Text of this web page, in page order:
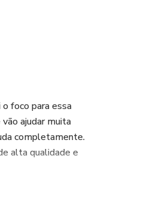
foco para essa
ajudar muita
completamente.
alta qualidade e